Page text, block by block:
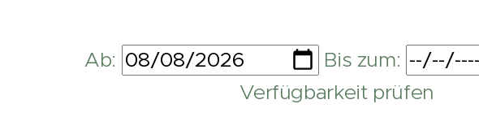
Ab:
Bis zum:
Verfügbarkeit prüfen